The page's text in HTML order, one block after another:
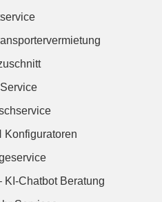
Konfiguratoren
KI-Chatbot Beratung